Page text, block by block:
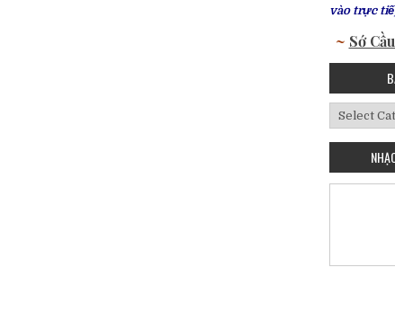
vào trực
~ Sớ
Bài
Đăng
Gần